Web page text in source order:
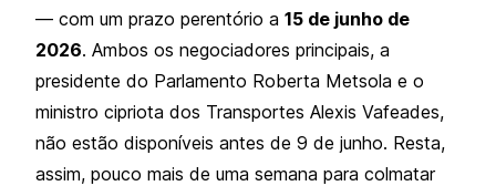
— com um prazo perentório a 15 de junho de
2026. Ambos os negociadores principais, a
presidente do Parlamento Roberta Metsola e o
ministro cipriota dos Transportes Alexis Vafeades,
não estão disponíveis antes de 9 de junho. Resta,
assim, pouco mais de uma semana para colmatar